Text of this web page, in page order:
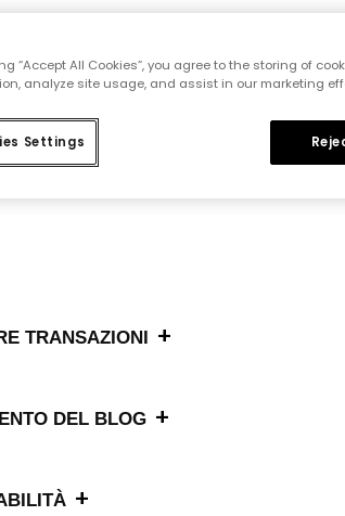
+
E INDUSTRIALE +
TRANSAZIONI +
DEL BLOG +
+
“Accept All Cookies”, you agree to the storing of
analyze site usage, and assist in our marketing
Settings